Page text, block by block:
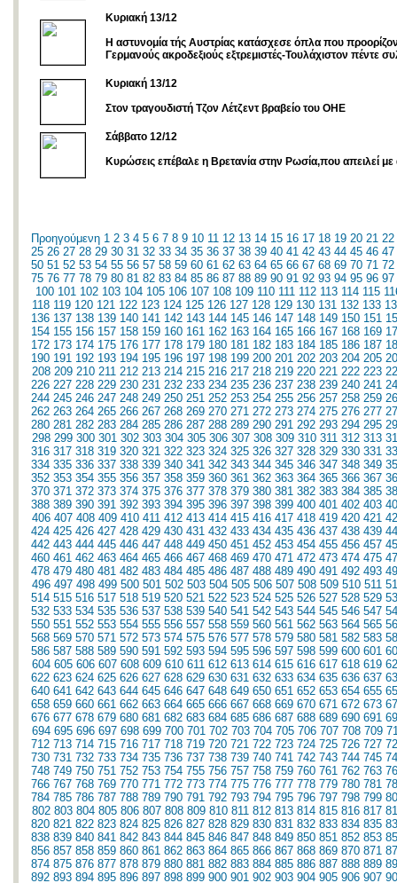
Κυριακή 13/12
Η αστυνομία τής Αυστρίας κατάσχεσε όπλα που
Γερμανούς ακροδεξιούς εξτρεμιστές-Τουλάχιστον πέντε
Κυριακή 13/12
Στον τραγουδιστή Τζον Λέτζεντ βραβείο του ΟΗΕ
Σάββατο 12/12
Kυρώσεις επέβαλε η Βρετανία στην Ρωσία,που απειλεί με
Προηγούμενη 1 2 3 4 5 6 7 8 9 10 11 12 13 14 15 16 17 18 19 20 21 22
25 26 27 28 29 30 31 32 33 34 35 36 37 38 39 40 41 42 43 44 45 46 47
50 51 52 53 54 55 56 57 58 59 60 61 62 63 64 65 66 67 68 69 70 71 72
75 76 77 78 79 80 81 82 83 84 85 86 87 88 89 90 91 92 93 94 95 96 97
100 101 102 103 104 105 106 107 108 109 110 111 112 113 114 115
118 119 120 121 122 123 124 125 126 127 128 129 130 131 132 133
136 137 138 139 140 141 142 143 144 145 146 147 148 149 150 151
154 155 156 157 158 159 160 161 162 163 164 165 166 167 168 169
172 173 174 175 176 177 178 179 180 181 182 183 184 185 186 187
190 191 192 193 194 195 196 197 198 199 200 201 202 203 204 205
208 209 210 211 212 213 214 215 216 217 218 219 220 221 222 223
226 227 228 229 230 231 232 233 234 235 236 237 238 239 240 241
244 245 246 247 248 249 250 251 252 253 254 255 256 257 258 259
262 263 264 265 266 267 268 269 270 271 272 273 274 275 276 277
280 281 282 283 284 285 286 287 288 289 290 291 292 293 294 295
298 299 300 301 302 303 304 305 306 307 308 309 310 311 312 313
316 317 318 319 320 321 322 323 324 325 326 327 328 329 330 331
334 335 336 337 338 339 340 341 342 343 344 345 346 347 348 349
352 353 354 355 356 357 358 359 360 361 362 363 364 365 366 367
370 371 372 373 374 375 376 377 378 379 380 381 382 383 384 385
388 389 390 391 392 393 394 395 396 397 398 399 400 401 402 403
406 407 408 409 410 411 412 413 414 415 416 417 418 419 420 421
424 425 426 427 428 429 430 431 432 433 434 435 436 437 438 439
442 443 444 445 446 447 448 449 450 451 452 453 454 455 456 457
460 461 462 463 464 465 466 467 468 469 470 471 472 473 474 475
478 479 480 481 482 483 484 485 486 487 488 489 490 491 492 493
496 497 498 499 500 501 502 503 504 505 506 507 508 509 510 511
514 515 516 517 518 519 520 521 522 523 524 525 526 527 528 529
532 533 534 535 536 537 538 539 540 541 542 543 544 545 546 547
550 551 552 553 554 555 556 557 558 559 560 561 562 563 564 565
568 569 570 571 572 573 574 575 576 577 578 579 580 581 582 583
586 587 588 589 590 591 592 593 594 595 596 597 598 599 600 601
604 605 606 607 608 609 610 611 612 613 614 615 616 617 618 619
622 623 624 625 626 627 628 629 630 631 632 633 634 635 636 637
640 641 642 643 644 645 646 647 648 649 650 651 652 653 654 655
658 659 660 661 662 663 664 665 666 667 668 669 670 671 672 673
676 677 678 679 680 681 682 683 684 685 686 687 688 689 690 691
694 695 696 697 698 699 700 701 702 703 704 705 706 707 708 709
712 713 714 715 716 717 718 719 720 721 722 723 724 725 726 727
730 731 732 733 734 735 736 737 738 739 740 741 742 743 744 745
748 749 750 751 752 753 754 755 756 757 758 759 760 761 762 763
766 767 768 769 770 771 772 773 774 775 776 777 778 779 780 781
784 785 786 787 788 789 790 791 792 793 794 795 796 797 798 799
802 803 804 805 806 807 808 809 810 811 812 813 814 815 816 817
820 821 822 823 824 825 826 827 828 829 830 831 832 833 834 835
838 839 840 841 842 843 844 845 846 847 848 849 850 851 852 853
856 857 858 859 860 861 862 863 864 865 866 867 868 869 870 871
874 875 876 877 878 879 880 881 882 883 884 885 886 887 888 889
892 893 894 895 896 897 898 899 900 901 902 903 904 905 906 907